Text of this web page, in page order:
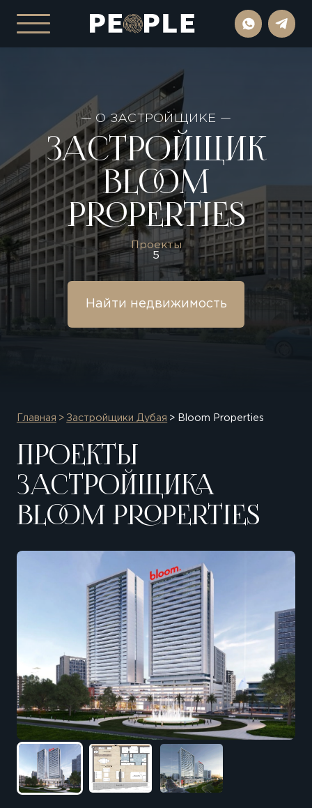
— О ЗАСТРОЙЩИКЕ —
ЗАСТРОЙЩИК
BLOOM
PROPERTIES
Проекты
5
Найти недвижимость
Главная Застройщики Дубая Bloom Properties
ПРОЕКТЫ
ЗАСТРОЙЩИКА
BLOOM PROPERTIES